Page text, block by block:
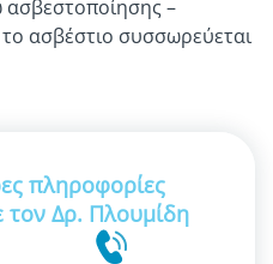
ασβεστοποίησης –
ασβέστιο συσσωρεύεται
πληροφορίες
τον Δρ. Πλουμίδη